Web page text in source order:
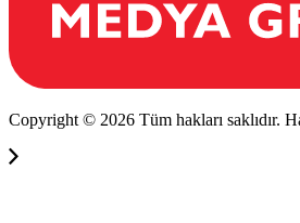
Copyright © 2026 Tüm hakları saklıdır.